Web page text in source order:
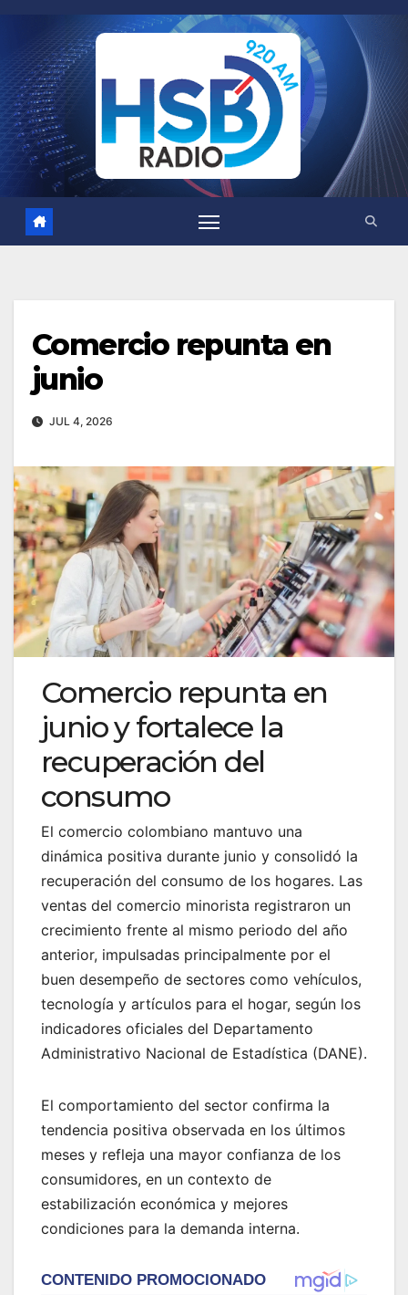
contenido
Comercio repunta en
junio
JUL 4, 2026
Comercio repunta en
junio y fortalece la
recuperación del
consumo
El comercio colombiano mantuvo una
dinámica positiva durante junio y consolidó la
recuperación del consumo de los hogares. Las
ventas del comercio minorista registraron un
crecimiento frente al mismo periodo del año
anterior, impulsadas principalmente por el
buen desempeño de sectores como vehículos,
tecnología y artículos para el hogar, según los
indicadores oficiales del Departamento
Administrativo Nacional de Estadística (DANE).
El comportamiento del sector confirma la
tendencia positiva observada en los últimos
meses y refleja una mayor confianza de los
consumidores, en un contexto de
estabilización económica y mejores
condiciones para la demanda interna.